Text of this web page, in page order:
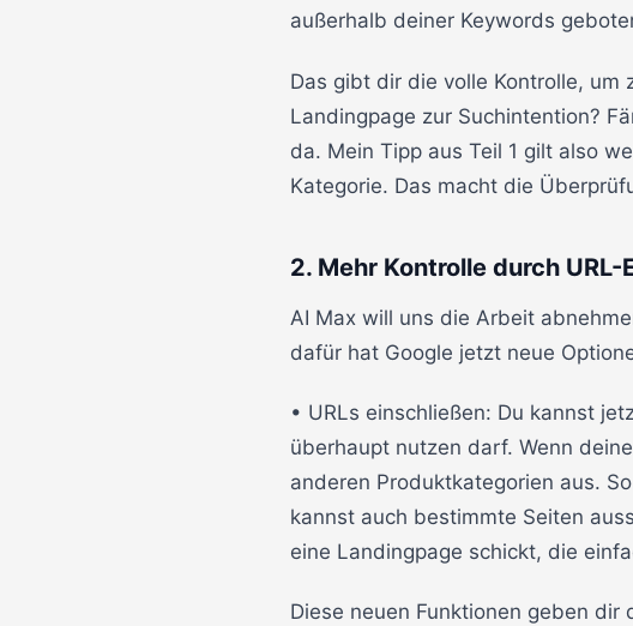
außerhalb deiner Keywords
Das gibt dir die volle Kontrolle, um
Landingpage zur Suchintention?
da. Mein Tipp aus Teil 1 gilt also
Kategorie. Das macht die
2. Mehr Kontrolle durch
AI Max will uns die Arbeit
dafür hat Google jetzt neue
• URLs einschließen: Du kannst
überhaupt nutzen darf. Wenn
anderen Produktkategorien aus.
kannst auch bestimmte Seiten
eine Landingpage schickt, die
Diese neuen Funktionen geben